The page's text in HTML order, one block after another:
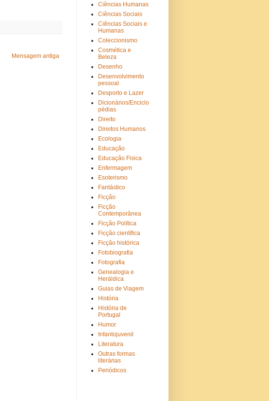
Mensagem antiga
Ciências Humanas
Ciências Sociais
Ciências Sociais e
Humanas
Coleccionismo
Cosmética e
Beleza
Desenho
Desenvolvimento
pessoal
Desporto e Lazer
Dicionários/Enciclo
pédias
Direito
Direitos Humanos
Ecologia
Educação
Educação Fisica
Enfermagem
Esoterismo
Fantástico
Ficção
Ficção
Contemporânea
Ficção Política
Ficção científica
Ficção histórica
Fotobiografia
Fotografia
Genealogia e
Heráldica
Guias de Viagem
História
História de
Portugal
Humor
Infantojuvenil
Literatura
Outras formas
literárias
Periódicos